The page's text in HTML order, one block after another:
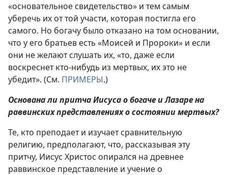
«основательное свидетельство» и тем самым
уберечь их от той участи, которая постигла его
самого. Но богачу было отказано на том основании,
что у его братьев есть «Моисей и Пророки» и если
они не желают слушать их, «то, даже если
воскреснет кто-нибудь из мертвых, их это не
убедит». (См. ПРИМЕРЫ.)
Основана ли притча Иисуса о богаче и Лазаре на
раввинских представлениях о состоянии мертвых?
Те, кто преподает и изучает сравнительную
религию, предполагают, что, рассказывая эту
притчу, Иисус Христос опирался на древнее
раввинское представление и учение о